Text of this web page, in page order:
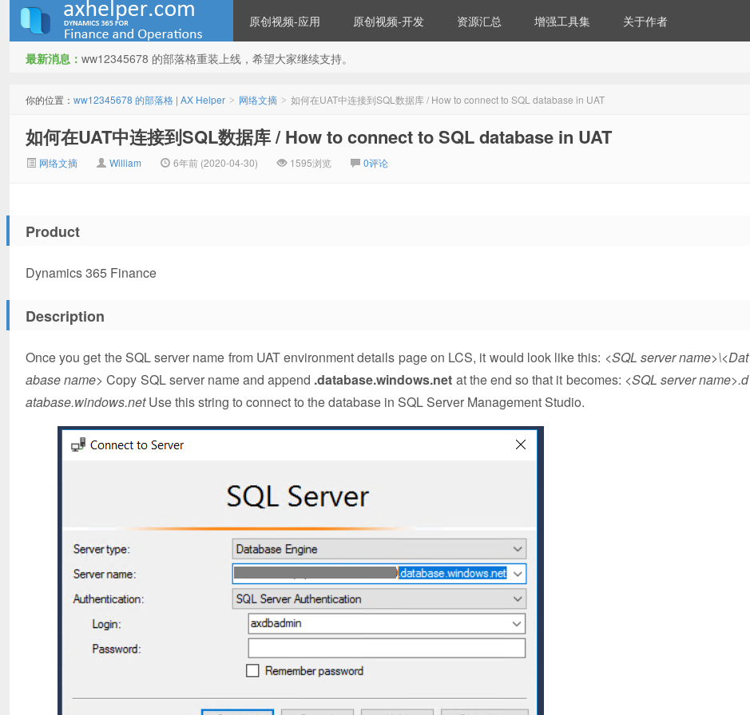
原创视频-应用 原创视频-开发 资源汇总 增强工具集 关于作者
最新消息： ww12345678 的部落格重装上线，希望大家继续支持。
你的位置： ww12345678 的部落格 | AX Helper > 网络文摘 > 如何在UAT中连接到SQL数据库 / How to connect to SQL database in UAT
如何在UAT中连接到SQL数据库 / How to connect to SQL database in UAT
网络文摘 William 6年前 (2020-04-30) 1595浏览 0评论
Product
Dynamics 365 Finance
Description
Once you get the SQL server name from UAT environment details page on LCS, it would look like this: <SQL server name>\<Dat
abase name> Copy SQL server name and append .database.windows.net at the end so that it becomes: <SQL server name>.d
atabase.windows.netUse this string to connect to the database in SQL Server Management Studio.